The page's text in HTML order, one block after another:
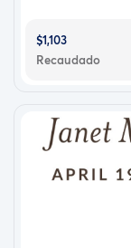
$1,103
Recaudado